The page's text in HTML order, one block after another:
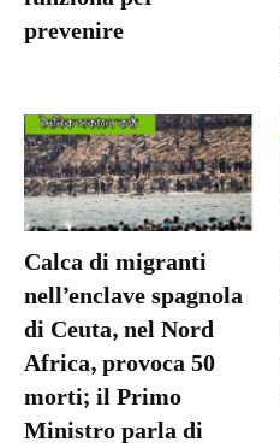
prevenire
Calca di migranti
nell’enclave spagnola
di Ceuta, nel Nord
Africa, provoca 50
morti; il Primo
Ministro parla di